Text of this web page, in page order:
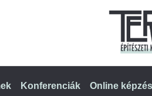
Konferenciák Online képzés